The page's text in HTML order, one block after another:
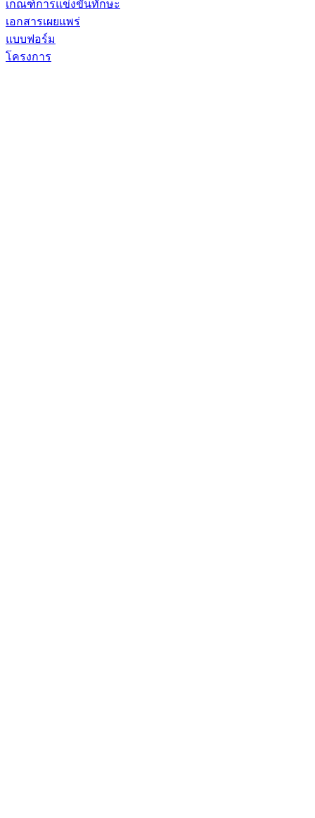
เกณฑ์การแข่งขันทักษะ
เอกสารเผยแพร่
แบบฟอร์ม
โครงการ